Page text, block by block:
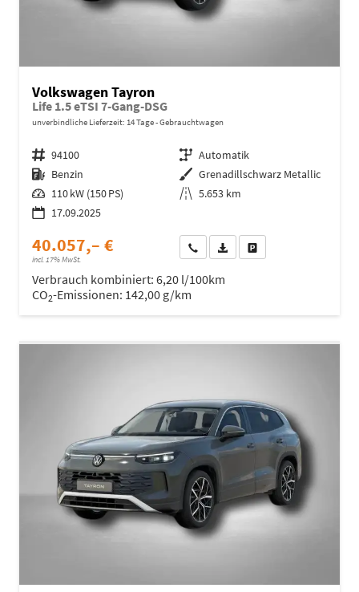
Volkswagen Tayron
Life 1.5 eTSI 7-Gang-DSG
unverbindliche Lieferzeit: 14 Tage Gebrauchtwagen
Fahrzeugnr. 94100 Getriebe Automatik
Kraftstoff Benzin Außenfarbe Grenadillschwarz Metallic
Leistung 110 kW (150 PS) Kilometerstand 5.653 km
17.09.2025
40.057,– €
incl. 17% MwSt.
Wir rufen Sie anFahrzeugexposé (PDF)
Verbrauch kombiniert: 6,20 l/100km
CO2-Emissionen: 142,00 g/km